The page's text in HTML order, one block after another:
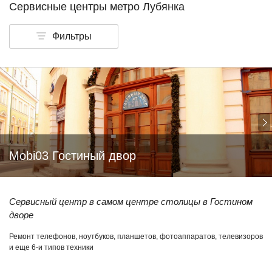
Сервисные центры метро Лубянка
Фильтры
Mobi03 Гостиный двор
Сервисный центр в самом центре столицы в Гостином
дворе
Ремонт телефонов, ноутбуков, планшетов, фотоаппаратов, телевизоров
и еще 6-и типов техники